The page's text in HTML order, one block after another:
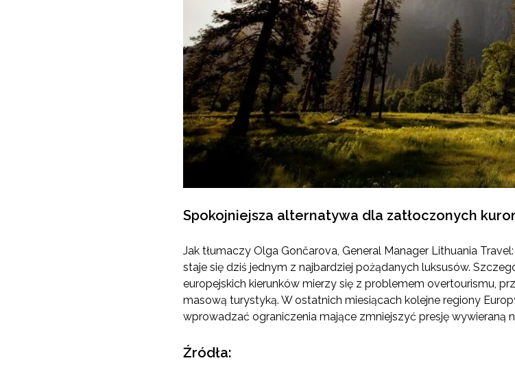
Spokojniejsza alternatywa dla zatłoczonych
Jak tłumaczy Olga Gončarova, General Manager Lithuania
staje się dziś jednym z najbardziej pożądanych luksusów.
europejskich kierunków mierzy się z problemem overtourismu,
masową turystyką. W ostatnich miesiącach kolejne regiony
wprowadzać ograniczenia mające zmniejszyć presję wywieraną
Źródła: